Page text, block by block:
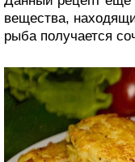
вещества,
рыба получается